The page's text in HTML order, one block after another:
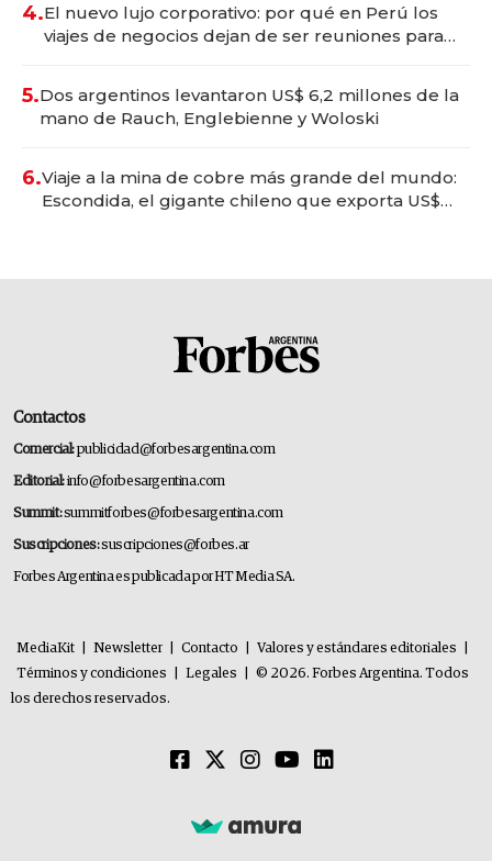
4.El nuevo lujo corporativo: por qué en Perú los
viajes de negocios dejan de ser reuniones para
5.Dos argentinos levantaron US$ 6,2 millones de la
mano de Rauch, Englebienne y Woloski
6.Viaje a la mina de cobre más grande del mundo:
Escondida, el gigante chileno que exporta US$
Contactos
Comercial:publicidad@forbesargentina.com
Editorial:info@forbesargentina.com
Summit:summitforbes@forbesargentina.com
Suscripciones:suscripciones@forbes.ar
Forbes Argentina es publicada por HT Media SA.
MediaKit Newsletter Contacto Valores y estándares editoriales
Términos y condiciones
Legales
© 2026. Forbes Argentina. Todos
los derechos reservados.